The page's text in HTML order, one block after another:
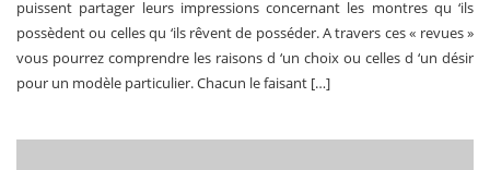
puissent partager leurs impressions concernant les montres qu ‘ils
possèdent ou celles qu ‘ils rêvent de posséder. A travers ces « revues »
vous pourrez comprendre les raisons d ‘un choix ou celles d ‘un désir
pour un modèle particulier. Chacun le faisant […]